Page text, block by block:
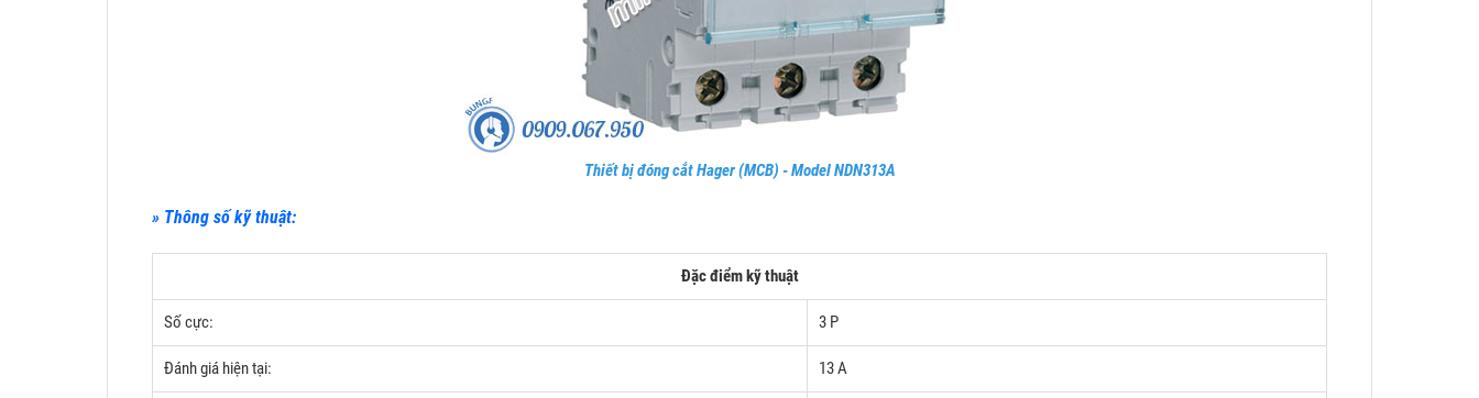
Thiết bị đóng cắt Hager (MCB) - Model NDN313A
» Thông số kỹ thuật:
Đặc điểm kỹ thuật
Số cực: 3 P
Đánh giá hiện tại: 13 A